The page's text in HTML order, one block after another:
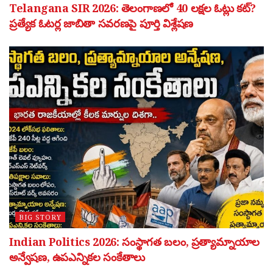
Telangana SIR 2026: తెలంగాణలో 40 లక్షల ఓట్లు కట్?
ప్రత్యేక ఓటర్ల జాబితా సవరణపై పూర్తి విశ్లేషణ
BIG STORY
Indian Politics 2026: సంస్థాగత బలం, ప్రత్యామ్నాయాల
అన్వేషణ, ఉపఎన్నికల సంకేతాలు